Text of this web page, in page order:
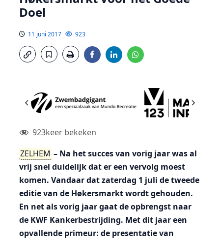
Doel
11 juni 2017 923
923keer bekeken
ZELHEM – Na het succes van vorig jaar was al
vrij snel duidelijk dat er een vervolg moest
komen. Vandaar dat zaterdag 1 juli de tweede
editie van de Høkersmarkt wordt gehouden.
En net als vorig jaar gaat de opbrengst naar
de KWF Kankerbestrijding. Met dit jaar een
opvallende primeur: de presentatie van